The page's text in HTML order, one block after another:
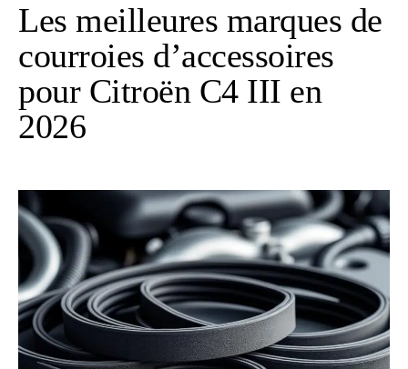
Les meilleures marques de
courroies d’accessoires
pour Citroën C4 III en
2026